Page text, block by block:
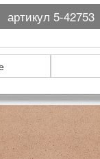
артикул 5-42753